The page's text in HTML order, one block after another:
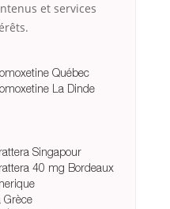
et services
Québec
La Dinde
Singapour
40 mg Bordeaux
Grèce